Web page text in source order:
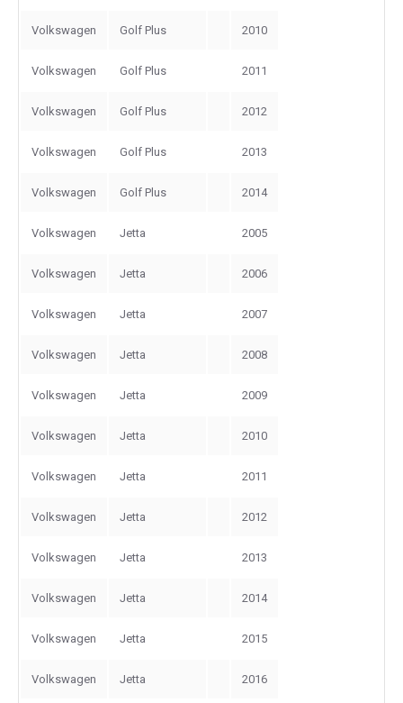
Volkswagen Golf Plus 2010
Volkswagen Golf Plus 2011
Volkswagen Golf Plus 2012
Volkswagen Golf Plus 2013
Volkswagen Golf Plus 2014
Volkswagen Jetta 2005
Volkswagen Jetta 2006
Volkswagen Jetta 2007
Volkswagen Jetta 2008
Volkswagen Jetta 2009
Volkswagen Jetta 2010
Volkswagen Jetta 2011
Volkswagen Jetta 2012
Volkswagen Jetta 2013
Volkswagen Jetta 2014
Volkswagen Jetta 2015
Volkswagen Jetta 2016